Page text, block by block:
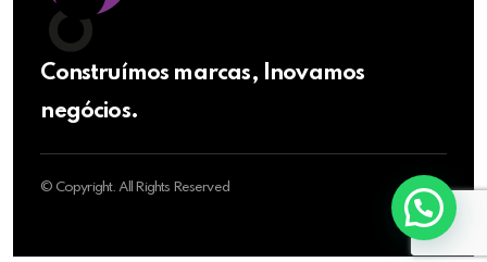
Construímos marcas, Inovamos
negócios.
© Copyright. All Rights Reserved